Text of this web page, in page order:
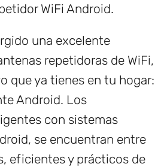
WiFi Android.
una excelente
repetidoras de WiFi,
que ya tienes en tu hogar:
Android. Los
con sistemas
se encuentran entre
eficientes y prácticos de